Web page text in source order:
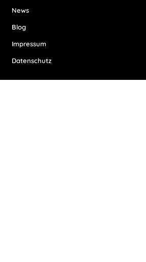
News
Blog
Impressum
Datenschutz